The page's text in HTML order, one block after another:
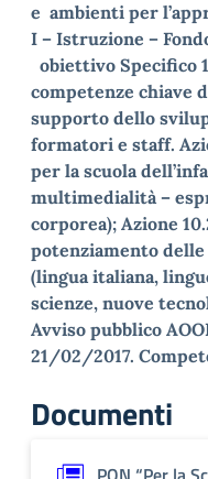
e ambienti per
I – Istruzione –
obiettivo Specifico
competenze chiave
supporto dello
formatori e staff.
per la scuola
multimedialità –
corporea); Azione
potenziamento
(lingua italiana,
scienze, nuove
Avviso pubblico
21/02/2017.
Documenti